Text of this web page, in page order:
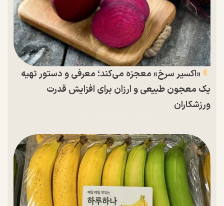
«اکسیر سرخ» معجزه می‌کند؛ معرفی و دستور تهیه
یک معجون طبیعی و ارزان برای افزایش قدرت
ورزشکاران